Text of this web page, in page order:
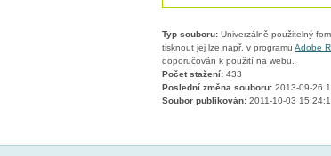
Typ souboru: Univerzálně použitelný
tisknout jej lze např. v programu Adobe
doporučován k použití na webu.
Počet stažení: 433
Poslední změna souboru: 2013-09-26
Soubor publikován: 2011-10-03